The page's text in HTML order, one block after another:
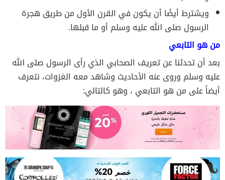
ويشترط أيضًا أن يكون في القرن الأول من طريق هجرة
الرسول صلى الله عليه وسلم أو ما قبلها.
من هو التابعي
بعد أن تحدثنا عن تعريف الصحابي الذي رأى الرسول صلى الله
عليه وسلم وروى عنه الأحاديث وشاهد معه الغزوات، نتعرف
أيضاً على من هو التابعي ، وهو كالتالي: